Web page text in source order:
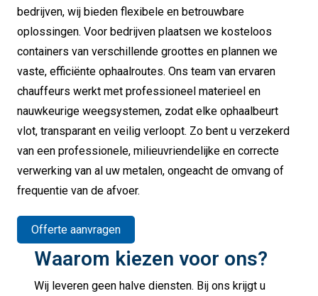
bedrijven, wij bieden flexibele en betrouwbare
oplossingen. Voor bedrijven plaatsen we kosteloos
containers van verschillende groottes en plannen we
vaste, efficiënte ophaalroutes. Ons team van ervaren
chauffeurs werkt met professioneel materieel en
nauwkeurige weegsystemen, zodat elke ophaalbeurt
vlot, transparant en veilig verloopt. Zo bent u verzekerd
van een professionele, milieuvriendelijke en correcte
verwerking van al uw metalen, ongeacht de omvang of
frequentie van de afvoer.
Offerte aanvragen
Waarom kiezen voor ons?
Wij leveren geen halve diensten. Bij ons krijgt u